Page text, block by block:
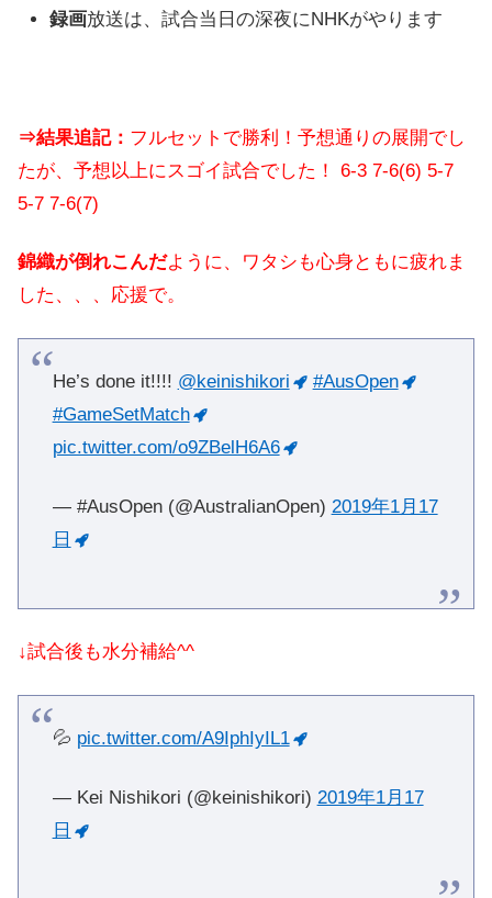
録画放送は、試合当日の深夜にNHKがやります
⇒結果追記： フルセットで勝利！予想通りの展開でし
たが、予想以上にスゴイ試合でした！ 6-3 7-6(6) 5-7
5-7 7-6(7)
錦織が倒れこんだように、ワタシも心身ともに疲れま
した、、、応援で。
He’s done it!!!! @keinishikori
#AusOpen
#GameSetMatch
pic.twitter.com/o9ZBelH6A6
— #AusOpen (@AustralianOpen) 2019年1月17
日
↓試合後も水分補給^^
💦 pic.twitter.com/A9IphIyIL1
— Kei Nishikori (@keinishikori) 2019年1月17
日